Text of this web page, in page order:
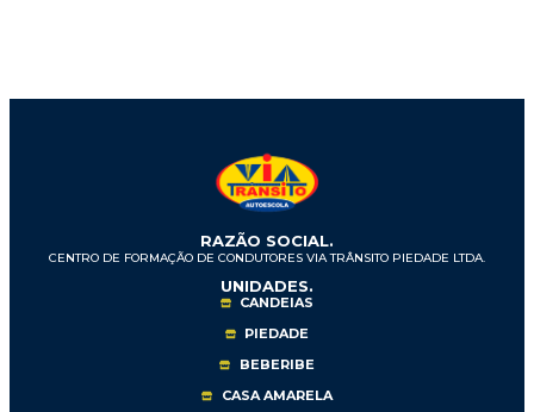
RAZÃO SOCIAL.
CENTRO DE FORMAÇÃO DE CONDUTORES VIA TRÂNSITO PIEDADE LTDA.
UNIDADES.
CANDEIAS
PIEDADE
BEBERIBE
CASA AMARELA